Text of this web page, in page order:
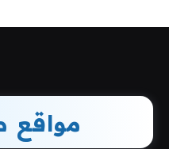
مواقع